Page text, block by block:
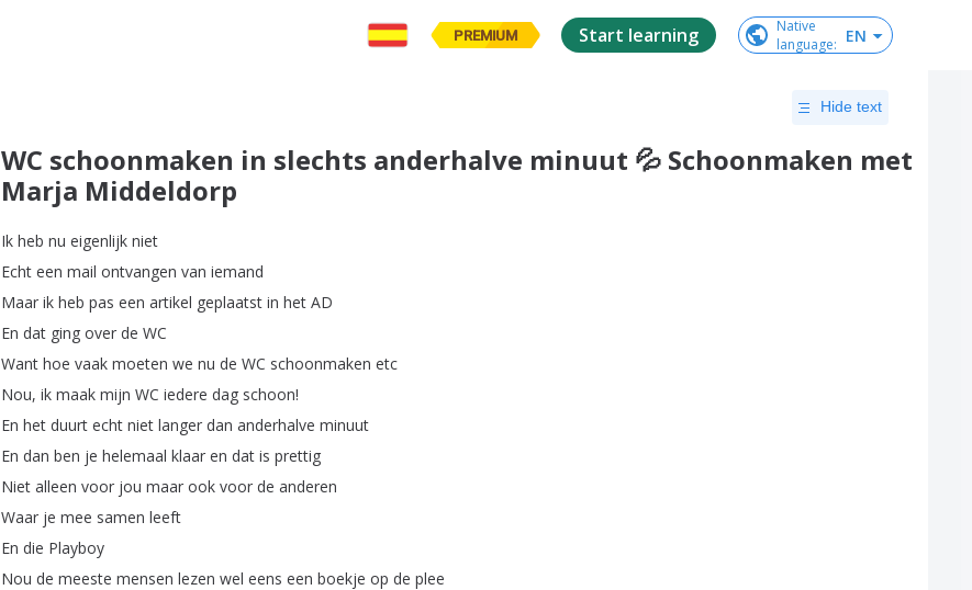
PREMIUM Start learning
Native
language: EN
Hide text
WC schoonmaken in slechts anderhalve minuut 💦 Schoonmaken met
Marja Middeldorp
Ik heb nu eigenlijk niet
Echt een mail ontvangen van iemand
Maar ik heb pas een artikel geplaatst in het AD
En dat ging over de WC
Want hoe vaak moeten we nu de WC schoonmaken etc
Nou, ik maak mijn WC iedere dag schoon!
En het duurt echt niet langer dan anderhalve minuut
En dan ben je helemaal klaar en dat is prettig
Niet alleen voor jou maar ook voor de anderen
Waar je mee samen leeft
En die Playboy
Nou de meeste mensen lezen wel eens een boekje op de plee